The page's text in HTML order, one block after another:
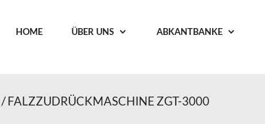
HOME ÜBER UNS ABKANTBANKE
/ FALZZUDRÜCKMASCHINE ZGT-3000